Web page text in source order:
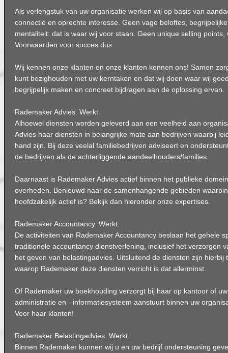
Als verlengstuk van uw organisatie werken wij op basis van
connectie en oprechte interesse. Geen vage beloftes,
mentaliteit: dat is waar wij voor staan. Geen unique selling points,
Voorwaarden voor succes dus.
Wij kennen onze klanten en onze klanten kennen ons! Samen
kunt bezighouden met uw kerntaken en dat wij doen waar wij
begrijpelijk maken en concreet bijdragen aan de oplossing ervan.
Rademaker Advies. Werkt.
Alhoewel diensten worden geleverd aan een veelheid aan
Advies haar diensten in belangrijke mate aan bedrijven waarbij
hand zijn. Bij deze veelal familiebedrijven adviseert en
de bedrijven als de achterliggende aandeelhouders/families.
Daarnaast is Rademaker Advies actief binnen het publieke
overheden. Benieuwd naar de samenhangende gebieden
hoofdzakelijk actief is? Bekijk dan hieronder onze expertises.
Rademaker Accountancy. Werkt.
De activiteiten van Rademaker Accountancy beslaan het gehele
traditionele accountancy dienstverlening, inclusief het verzorgen
het geven van belastingadvies. Uitsluitend de diensten zijn hierbij
waarop Rademaker deze diensten verricht is dat allerminst.
Of Rademaker uw boekhouding verzorgt bij haar op kantoor of
administratie en - informatiesysteem aanstuurt binnen uw
Voor haar klanten!
Rademaker Belastingadvies. Werkt.
Binnen Rademaker kunnen wij u en uw bedrijf ondersteuning